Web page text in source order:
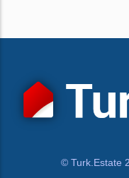
© Turk.Estate